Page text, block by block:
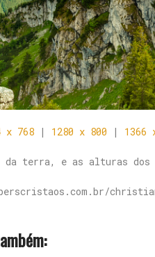
x 768 | 1280 x 800 | 1366
da terra, e as alturas dos